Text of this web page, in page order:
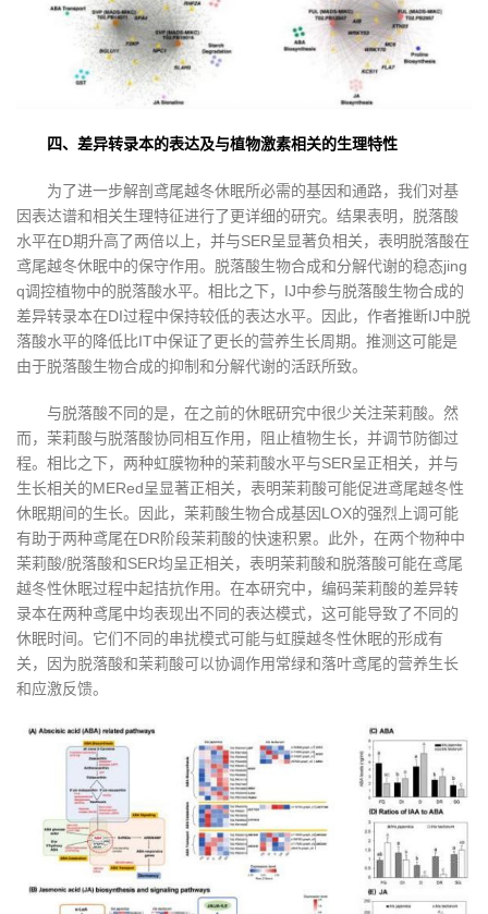
四、差异转录本的表达及与植物激素相关的生理特性
为了进一步解剖鸢尾越冬休眠所必需的基因和通路，我们对基
因表达谱和相关生理特征进行了更详细的研究。结果表明，脱落酸
水平在D期升高了两倍以上，并与SER呈显著负相关，表明脱落酸在
鸢尾越冬休眠中的保守作用。脱落酸生物合成和分解代谢的稳态jing
q调控植物中的脱落酸水平。相比之下，IJ中参与脱落酸生物合成的
差异转录本在DI过程中保持较低的表达水平。因此，作者推断IJ中脱
落酸水平的降低比IT中保证了更长的营养生长周期。推测这可能是
由于脱落酸生物合成的抑制和分解代谢的活跃所致。
与脱落酸不同的是，在之前的休眠研究中很少关注茉莉酸。然
而，茉莉酸与脱落酸协同相互作用，阻止植物生长，并调节防御过
程。相比之下，两种虹膜物种的茉莉酸水平与SER呈正相关，并与
生长相关的MERed呈显著正相关，表明茉莉酸可能促进鸢尾越冬性
休眠期间的生长。因此，茉莉酸生物合成基因LOX的强烈上调可能
有助于两种鸢尾在DR阶段茉莉酸的快速积累。此外，在两个物种中
茉莉酸/脱落酸和SER均呈正相关，表明茉莉酸和脱落酸可能在鸢尾
越冬性休眠过程中起拮抗作用。在本研究中，编码茉莉酸的差异转
录本在两种鸢尾中均表现出不同的表达模式，这可能导致了不同的
休眠时间。它们不同的串扰模式可能与虹膜越冬性休眠的形成有
关，因为脱落酸和茉莉酸可以协调作用常绿和落叶鸢尾的营养生长
和应激反馈。